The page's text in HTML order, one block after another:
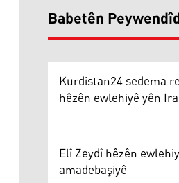
Babetên
Kurdistan24 sedema
hêzên ewlehiyê yên
Elî Zeydî hêzên
amadebaşiyê